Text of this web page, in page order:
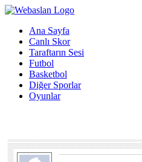
Ana Sayfa
Canlı Skor
Taraftarın Sesi
Futbol
Basketbol
Diğer Sporlar
Oyunlar